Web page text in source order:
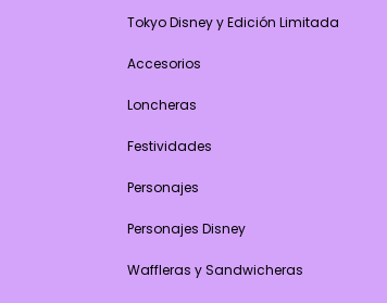
Tokyo Disney y Edición Limitada
Accesorios
Loncheras
Festividades
Personajes
Personajes Disney
Waffleras y Sandwicheras